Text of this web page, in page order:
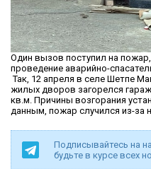
Один вызов поступил на пожар,
проведение аварийно-
Так, 12 апреля в селе Шетпе
жилых дворов загорелся
кв.м. Причины возгорания
данным, пожар случился из-за
Подписывайтесь на
будьте в курсе всех